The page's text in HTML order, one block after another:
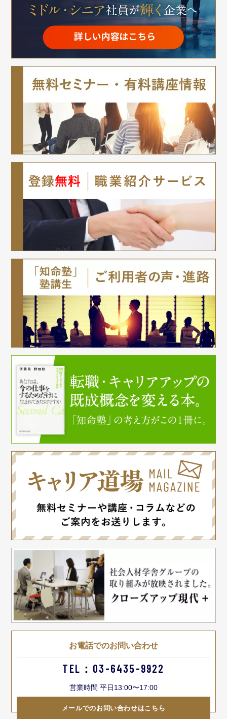
お電話でのお問い合わせ
TEL：03-6435-9922
営業時間 平日13:00〜17:00
メールでのお問い合わせはこちら